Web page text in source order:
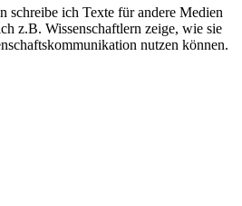
schreibe ich Texte für andere Medien
z.B. Wissenschaftlern zeige, wie sie
nutzen können.